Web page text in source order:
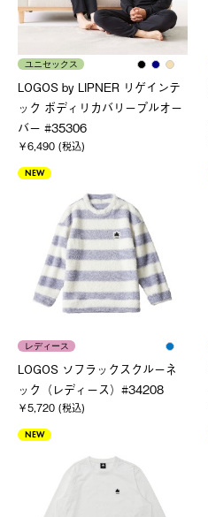
ユニセックス
LOGOS by LIPNER リゲインテ
ック ボディリカバリープルオー
バー #35306
￥6,490 (税込)
NEW
レディース
LOGOS ソフラックスクルーネ
ック（レディース）#34208
￥5,720 (税込)
NEW